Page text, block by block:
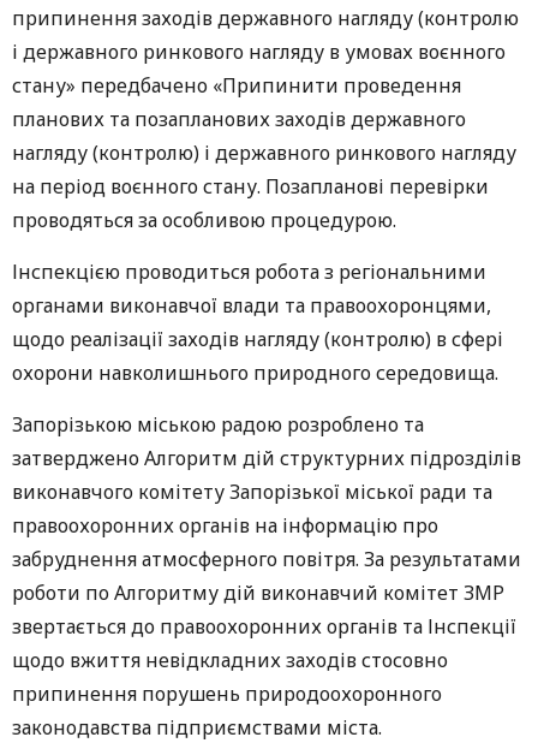
припинення заходів державного нагляду (контролю
і державного ринкового нагляду в умовах воєнного
стану» передбачено «Припинити проведення
планових та позапланових заходів державного
нагляду (контролю) і державного ринкового нагляду
на період воєнного стану. Позапланові перевірки
проводяться за особливою процедурою.
Інспекцією проводиться робота з регіональними
органами виконавчої влади та правоохоронцями,
щодо реалізації заходів нагляду (контролю) в сфері
охорони навколишнього природного середовища.
Запорізькою міською радою розроблено та
затверджено Алгоритм дій структурних підрозділів
виконавчого комітету Запорізької міської ради та
правоохоронних органів на інформацію про
забруднення атмосферного повітря. За результатами
роботи по Алгоритму дій виконавчий комітет ЗМР
звертається до правоохоронних органів та Інспекції
щодо вжиття невідкладних заходів стосовно
припинення порушень природоохоронного
законодавства підприємствами міста.